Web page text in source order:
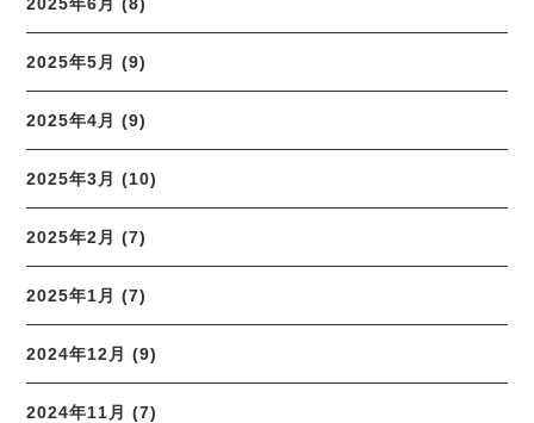
2025年5月 (9)
2025年4月 (9)
2025年3月 (10)
2025年2月 (7)
2025年1月 (7)
2024年12月 (9)
2024年11月 (7)